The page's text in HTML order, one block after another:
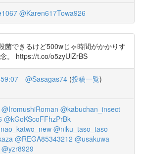
@Karen617Towa926
菌できるけど500wじゃ時間がかかりす
。 https://t.co/o5zyUlZrBS
@Sasagas74 (投稿一覧)
@IromushiRoman @kabuchan_insect
@kGoKScoFFhzPrBk
@niku_taso_taso
@REGA85343212 @usakuwa
@yzr8929